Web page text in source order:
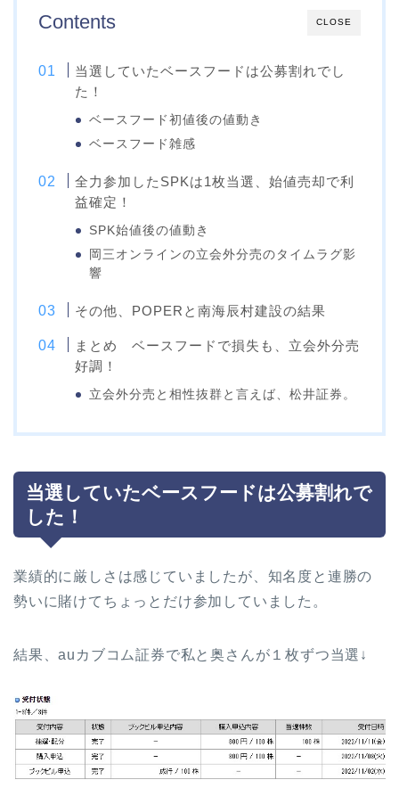
CLOSE
Contents
当選していたベースフードは公募割れでし
た！
ベースフード初値後の値動き
ベースフード雑感
全力参加したSPKは1枚当選、始値売却で利
益確定！
SPK始値後の値動き
岡三オンラインの立会外分売のタイムラグ影
響
その他、POPERと南海辰村建設の結果
まとめ ベースフードで損失も、立会外分売
好調！
立会外分売と相性抜群と言えば、松井証券。
当選していたベースフードは公募割れで
した！
業績的に厳しさは感じていましたが、知名度と連勝の
勢いに賭けてちょっとだけ参加していました。
結果、auカブコム証券で私と奥さんが１枚ずつ当選↓